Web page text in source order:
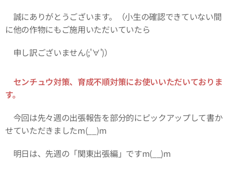
誠にありがとうございます。（小生の確認できていない間
に他の作物にもご施用いただいていたら
申し訳ございません(;'∀')）
センチュウ対策、育成不順対策にお使いいただいておりま
す。
今回は先々週の出張報告を部分的にピックアップして書か
せていただきましたm(__)m
明日は、先週の「関東出張編」ですm(__)m